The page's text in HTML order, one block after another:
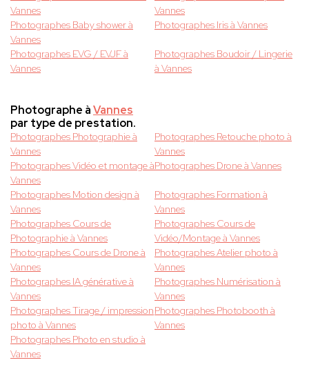
Vannes
Vannes
Photographes Baby shower à
Vannes
Photographes Iris à Vannes
Photographes EVG / EVJF à
Vannes
Photographes Boudoir / Lingerie
à Vannes
Photographe àVannes
par type de prestation.
Photographes Photographie à
Vannes
Photographes Retouche photo à
Vannes
Photographes Vidéo et montage à
Vannes
Photographes Drone à Vannes
Photographes Motion design à
Vannes
Photographes Formation à
Vannes
Photographes Cours de
Photographie à Vannes
Photographes Cours de
Vidéo/Montage à Vannes
Photographes Cours de Drone à
Vannes
Photographes Atelier photo à
Vannes
Photographes IA générative à
Vannes
Photographes Numérisation à
Vannes
Photographes Tirage / impression
photo à Vannes
Photographes Photobooth à
Vannes
Photographes Photo en studio à
Vannes